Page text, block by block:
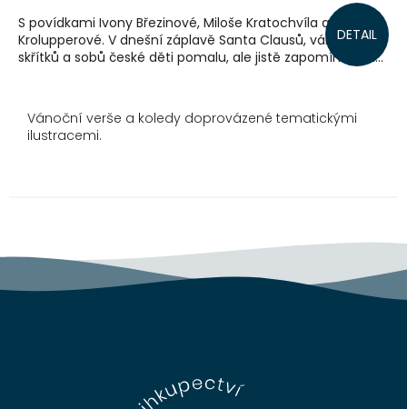
DETAIL
S povídkami Ivony Březinové, Miloše Kratochvíla a Daniely
Krolupperové. V dnešní záplavě Santa Clausů, vánočních
skřítků a sobů české děti pomalu, ale jistě zapomínají na...
Vánoční verše a koledy doprovázené tematickými
ilustracemi.